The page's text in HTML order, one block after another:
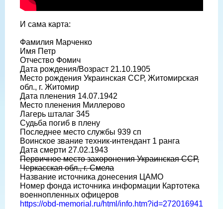
И сама карта:
Фамилия Марченко
Имя Петр
Отчество Фомич
Дата рождения/Возраст 21.10.1905
Место рождения Украинская ССР, Житомирская
обл., г. Житомир
Дата пленения 14.07.1942
Место пленения Миллерово
Лагерь шталаг 345
Судьба погиб в плену
Последнее место службы 939 сп
Воинское звание техник-интендант 1 ранга
Дата смерти 27.02.1943
Первичное место захоронения Украинская ССР,
Черкасская обл., г. Смела
Название источника донесения ЦАМО
Номер фонда источника информации Картотека
военнопленных офицеров
https://obd-memorial.ru/html/info.htm?id=272016941